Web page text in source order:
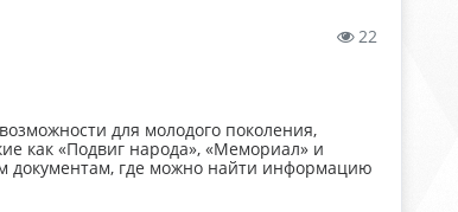
22
для молодого поколения,
как «Подвиг народа», «Мемориал» и
документам, где можно найти информацию